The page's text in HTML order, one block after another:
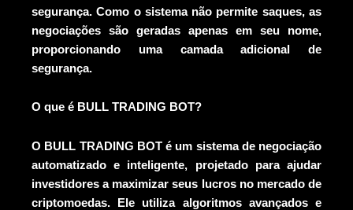
segurança. Como o sistema não permite saques, as
negociações são geradas apenas em seu nome,
proporcionando uma camada adicional de
segurança.
O que é BULL TRADING BOT?
O BULL TRADING BOT é um sistema de negociação
automatizado e inteligente, projetado para ajudar
investidores a maximizar seus lucros no mercado de
criptomoedas. Ele utiliza algoritmos avançados e